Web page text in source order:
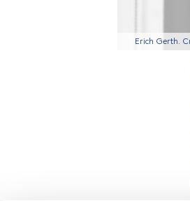
Erich Gerth.